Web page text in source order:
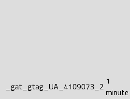
_gat_gtag_UA_4109073_2 1
minute